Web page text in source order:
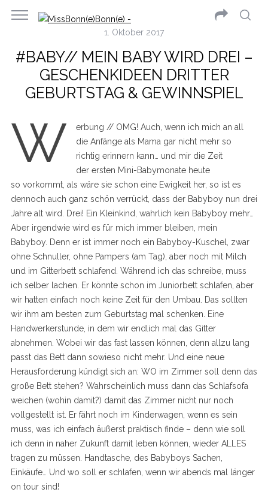
1. Oktober 2017
#BABY// MEIN BABY WIRD DREI –
GESCHENKIDEEN DRITTER
GEBURTSTAG & GEWINNSPIEL
W
erbung // OMG! Auch, wenn ich mich an all
die Anfänge als Mama gar nicht mehr so
richtig erinnern kann… und mir die Zeit
der ersten Mini-Babymonate heute
so vorkommt, als wäre sie schon eine Ewigkeit her, so ist es
dennoch auch ganz schön verrückt, dass der Babyboy nun drei
Jahre alt wird. Drei! Ein Kleinkind, wahrlich kein Babyboy mehr…
Aber irgendwie wird es für mich immer bleiben, mein
Babyboy. Denn er ist immer noch ein Babyboy-Kuschel, zwar
ohne Schnuller, ohne Pampers (am Tag), aber noch mit Milch
und im Gitterbett schlafend. Während ich das schreibe, muss
ich selber lachen. Er könnte schon im Juniorbett schlafen, aber
wir hatten einfach noch keine Zeit für den Umbau. Das sollten
wir ihm am besten zum Geburtstag mal schenken. Eine
Handwerkerstunde, in dem wir endlich mal das Gitter
abnehmen. Wobei wir das fast lassen können, denn allzu lang
passt das Bett dann sowieso nicht mehr. Und eine neue
Herausforderung kündigt sich an: WO im Zimmer soll denn das
große Bett stehen? Wahrscheinlich muss dann das Schlafsofa
weichen (wohin damit?) damit das Zimmer nicht nur noch
vollgestellt ist. Er fährt noch im Kinderwagen, wenn es sein
muss, was ich einfach äußerst praktisch finde – denn wie soll
ich denn in naher Zukunft damit leben können, wieder ALLES
tragen zu müssen. Handtasche, des Babyboys Sachen,
Einkäufe… Und wo soll er schlafen, wenn wir abends mal länger
on tour sind!